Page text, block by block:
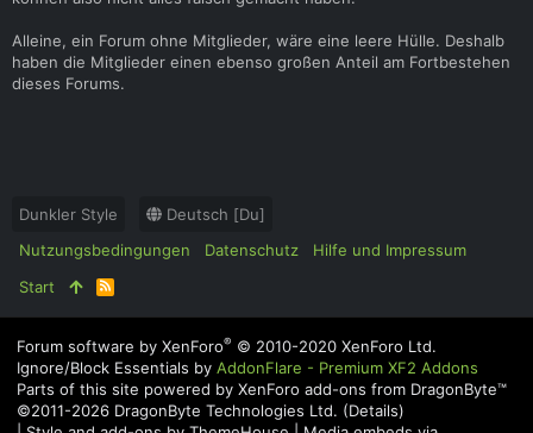
Alleine, ein Forum ohne Mitglieder, wäre eine leere Hülle. Deshalb
haben die Mitglieder einen ebenso großen Anteil am Fortbestehen
dieses Forums.
Dunkler Style
Deutsch [Du]
Nutzungsbedingungen
Datenschutz
Hilfe und Impressum
Start
R
S
S
Forum software by XenForo® © 2010-2020 XenForo Ltd.
Ignore/Block Essentials by AddonFlare - Premium XF2 Addons
Parts of this site powered by XenForo add-ons from DragonByte™
©2011-2026 DragonByte Technologies Ltd. (Details)